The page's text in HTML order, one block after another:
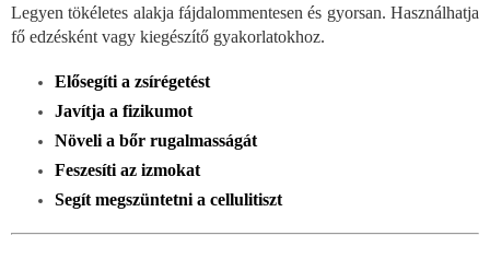
Legyen tökéletes alakja fájdalommentesen és gyorsan. Használhatja
fő edzésként vagy kiegészítő gyakorlatokhoz.
Elősegíti a zsírégetést
Javítja a fizikumot
Növeli a bőr rugalmasságát
Feszesíti az izmokat
Segít megszüntetni a cellulitiszt